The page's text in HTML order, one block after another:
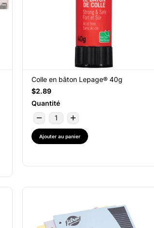
Colle en bâton Lepage® 40g
$2.89
Quantité
Ajouter au panier